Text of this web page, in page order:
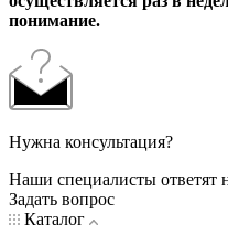
понимание.
Нужна консультация?
Наши специалисты
Задать вопрос
Каталог